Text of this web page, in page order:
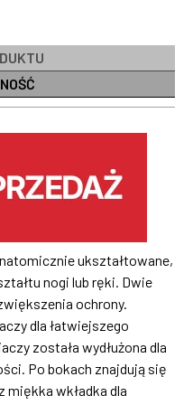
ukształtowane,
nogi lub ręki. Dwie
ochrony.
dla łatwiejszego
została wydłużona dla
Po bokach znajdują się
miękka wkładka dla